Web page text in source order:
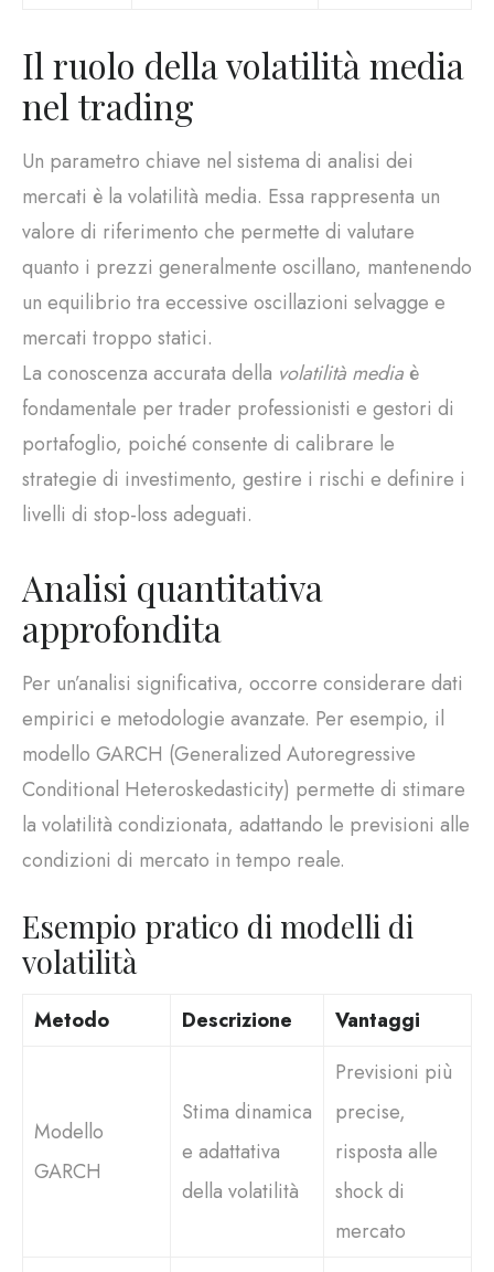
Il ruolo della volatilità media
nel trading
Un parametro chiave nel sistema di analisi dei
mercati è la volatilità media. Essa rappresenta un
valore di riferimento che permette di valutare
quanto i prezzi generalmente oscillano, mantenendo
un equilibrio tra eccessive oscillazioni selvagge e
mercati troppo statici.
La conoscenza accurata della volatilità mediaè
fondamentale per trader professionisti e gestori di
portafoglio, poiché consente di calibrare le
strategie di investimento, gestire i rischi e definire i
livelli di stop-loss adeguati.
Analisi quantitativa
approfondita
Per un’analisi significativa, occorre considerare dati
empirici e metodologie avanzate. Per esempio, il
modello GARCH (Generalized Autoregressive
Conditional Heteroskedasticity) permette di stimare
la volatilità condizionata, adattando le previsioni alle
condizioni di mercato in tempo reale.
Esempio pratico di modelli di
volatilità
Metodo Descrizione Vantaggi
Modello
GARCH
Stima dinamica
e adattativa
della volatilità
Previsioni più
precise,
risposta alle
shock di
mercato